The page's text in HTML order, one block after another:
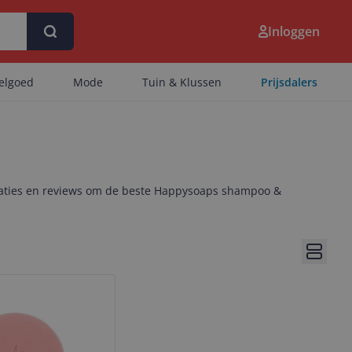
Inloggen
Mode Tuin & Klussen Prijsdalers
en reviews om de beste Happysoaps shampoo &